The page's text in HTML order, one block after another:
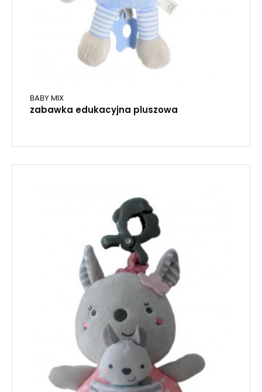
BABY MIX
zabawka edukacyjna pluszowa